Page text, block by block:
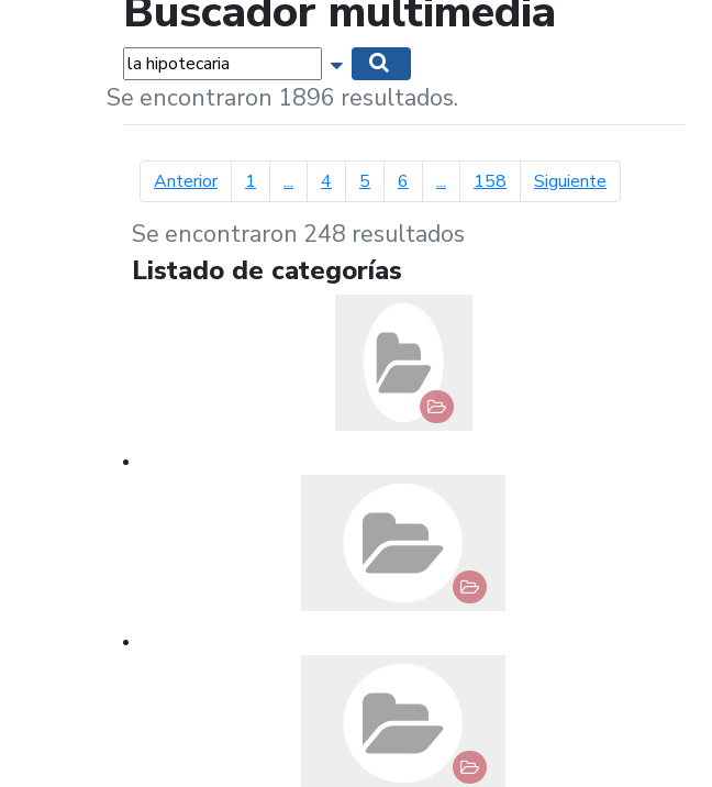
Buscador multimedia
Palabras... Mostrar opciones de búsqueda
Se encontraron 1896 resultados.
Anteriorpágina anterior
1 ... 4 5 6 ... 158 Siguiente
Se encontraron 248 resultados
Listado de categorías